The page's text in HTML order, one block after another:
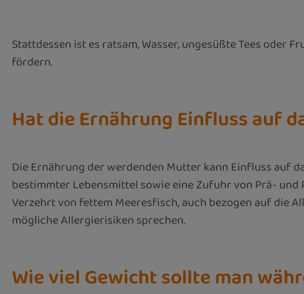
Stattdessen ist es ratsam, Wasser, ungesüßte Tees oder
fördern.
Hat die Ernährung Einfluss auf
Die Ernährung der werdenden Mutter kann Einfluss auf
bestimmter Lebensmittel sowie eine Zufuhr von Prä-
Verzehrt von fettem Meeresfisch, auch bezogen auf die
mögliche Allergierisiken sprechen.
Wie viel Gewicht sollte man